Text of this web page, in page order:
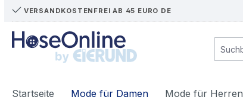
Hauptinhalt springen
Zur Suche springen
Zur Hauptnavigation springen
VERSANDKOSTENFREI AB 45 EURO DE
Startseite Mode für Damen Mode für Herren